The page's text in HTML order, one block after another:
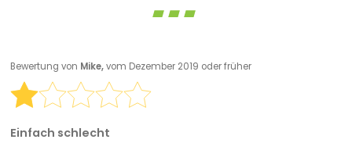
Bewertung von Mike,vom Dezember 2019 oder früher
Einfach schlecht